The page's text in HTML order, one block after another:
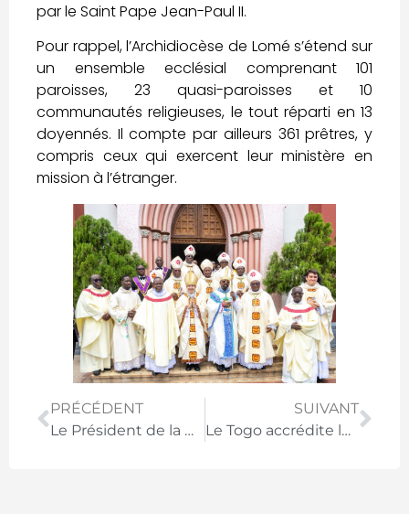
par le Saint Pape Jean-Paul II.
Pour rappel, l’Archidiocèse de Lomé s’étend sur
un ensemble ecclésial comprenant 101
paroisses, 23 quasi-paroisses et 10
communautés religieuses, le tout réparti en 13
doyennés. Il compte par ailleurs 361 prêtres, y
compris ceux qui exercent leur ministère en
mission à l’étranger.
PRÉCÉDENT
Le Président de la République honore les citoyens les plus méritants
SUIVANT
Le Togo accrédite les ambassadeurs de Sierra Leone, d’Espagne et du Brésil